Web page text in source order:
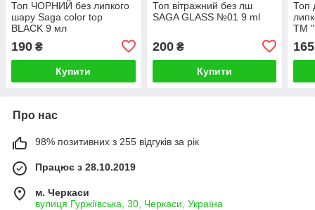
Топ ЧОРНИЙ без липкого
шару Saga color top
BLACK 9 мл
190 ₴
Купити
Топ вітражний без лш
SAGA GLASS №01 9 ml
200₴
Купити
Топ
ТМ
165
Про нас
98% позитивних з 255 відгуків за рік
Працює з 28.10.2019
м. Черкаси
вулиця Гуржіївська, 30, Черкаси, Україна